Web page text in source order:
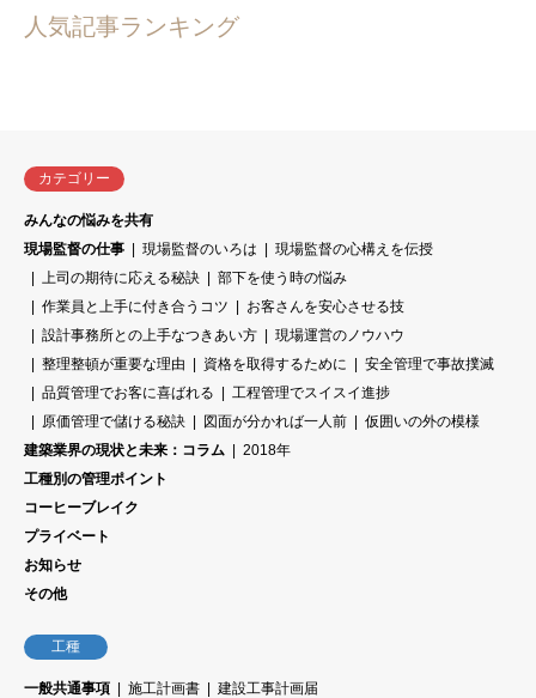
人気記事ランキング
カテゴリー
みんなの悩みを共有
現場監督の仕事
現場監督のいろは
現場監督の心構えを伝授
上司の期待に応える秘訣
部下を使う時の悩み
作業員と上手に付き合うコツ
お客さんを安心させる技
設計事務所との上手なつきあい方
現場運営のノウハウ
整理整頓が重要な理由
資格を取得するために
安全管理で事故撲滅
品質管理でお客に喜ばれる
工程管理でスイスイ進捗
原価管理で儲ける秘訣
図面が分かれば一人前
仮囲いの外の模様
建築業界の現状と未来：コラム
2018年
工種別の管理ポイント
コーヒーブレイク
プライベート
お知らせ
その他
工種
一般共通事項 施工計画書
建設工事計画届